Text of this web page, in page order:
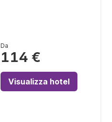
Da
114 €
Visualizza hotel